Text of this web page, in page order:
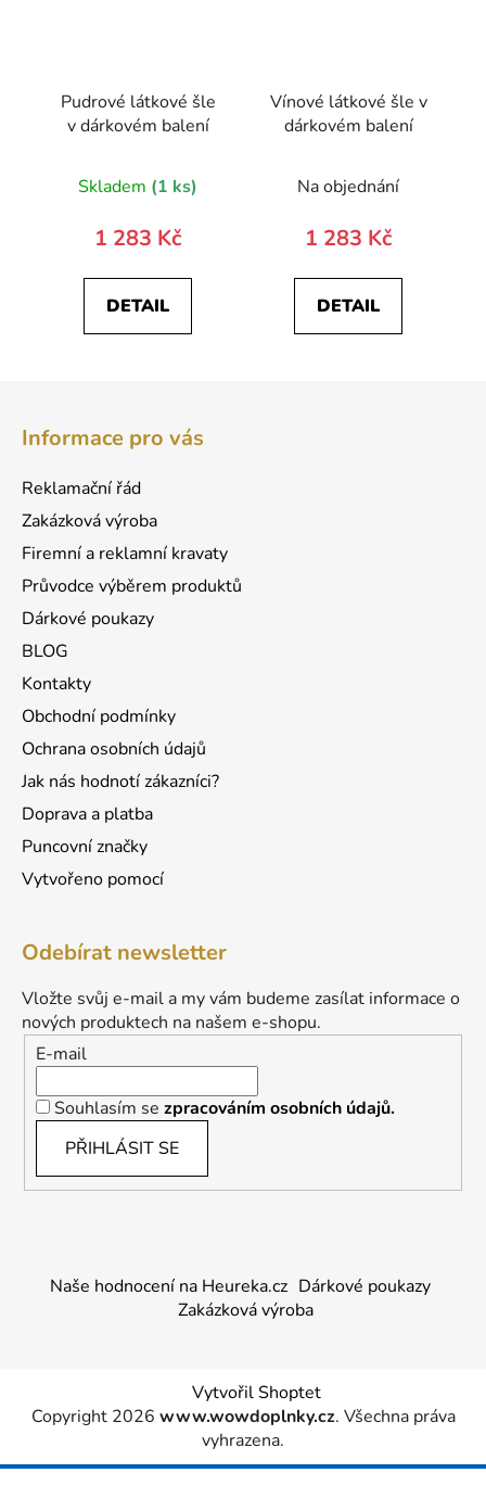
Pudrové látkové šle
v dárkovém balení
Skladem (1 ks)
1 283 Kč
DETAIL
Vínové látkové šle v
dárkovém balení
Na objednání
1 283 Kč
DETAIL
Informace pro vás
Reklamační řád
Zakázková výroba
Firemní a reklamní kravaty
Průvodce výběrem produktů
Dárkové poukazy
BLOG
Kontakty
Obchodní podmínky
Ochrana osobních údajů
Jak nás hodnotí zákazníci?
Doprava a platba
Puncovní značky
Vytvořeno pomocí
Odebírat newsletter
Vložte svůj e-mail a my vám budeme zasílat informace o
nových produktech na našem e-shopu.
E-mail
Souhlasím se zpracováním osobních údajů.
PŘIHLÁSIT SE
Naše hodnocení na Heureka.cz Dárkové poukazy
Zakázková výroba
Vytvořil Shoptet
Copyright 2026 www.wowdoplnky.cz. Všechna práva
vyhrazena.